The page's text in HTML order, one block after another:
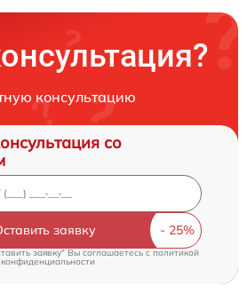
консультацию
со
заявку
заявку" Вы соглашаетесь cполитикой
конфиденциальности